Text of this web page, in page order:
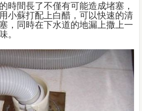
時間長了不僅有可能造成堵塞，
小蘇打配上白醋，可以快速的清
，同時在下水道的地漏上撒上一
。